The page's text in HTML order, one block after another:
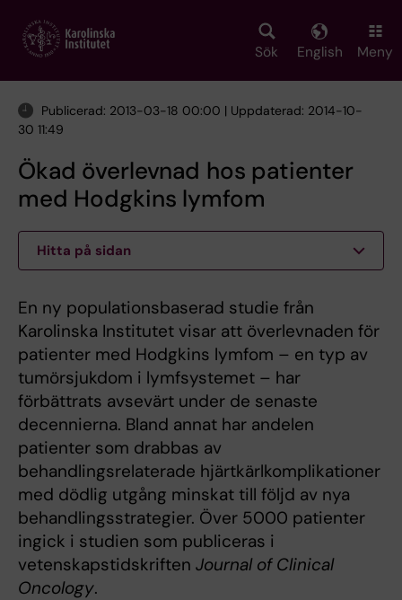
main
Sök English Meny
Publicerad: 2013-03-18 00:00 | Uppdaterad: 2014-10-
30 11:49
Ökad överlevnad hos patienter
med Hodgkins lymfom
Hitta på sidan
En ny populationsbaserad studie från
Karolinska Institutet visar att överlevnaden för
patienter med Hodgkins lymfom – en typ av
tumörsjukdom i lymfsystemet – har
förbättrats avsevärt under de senaste
decennierna. Bland annat har andelen
patienter som drabbas av
behandlingsrelaterade hjärtkärlkomplikationer
med dödlig utgång minskat till följd av nya
behandlingsstrategier. Över 5000 patienter
ingick i studien som publiceras i
vetenskapstidskriften Journal of Clinical
Oncology.